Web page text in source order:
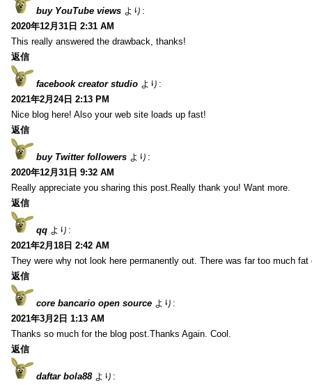
buy YouTube views より:
2020年12月31日 2:31 AM
This really answered the drawback, thanks!
返信
facebook creator studio より:
2021年2月24日 2:13 PM
Nice blog here! Also your web site loads up fast!
返信
buy Twitter followers より:
2020年12月31日 9:32 AM
Really appreciate you sharing this post.Really thank you! Want more.
返信
qq より:
2021年2月18日 2:42 AM
They were why not look here permanently out. There was far too much fat
返信
core bancario open source より:
2021年3月2日 1:13 AM
Thanks so much for the blog post.Thanks Again. Cool.
返信
daftar bola88 より: